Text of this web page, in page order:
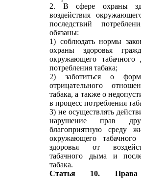
2. В сфере охраны
воздействия
последствий
обязаны:
1) соблюдать нормы
охраны здоровья
окружающего
потребления табака;
2) заботиться о
отрицательного
табака, а также о
в процесс потребления
3) не осуществлять
нарушение прав
благоприятную среду
окружающего
здоровья от
табачного дыма и
табака.
Статья 10. Права